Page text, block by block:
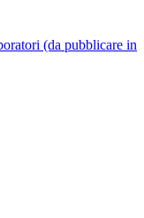
(da pubblicare in